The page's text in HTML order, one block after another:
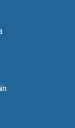
NH
do Autista Vem
– NH –